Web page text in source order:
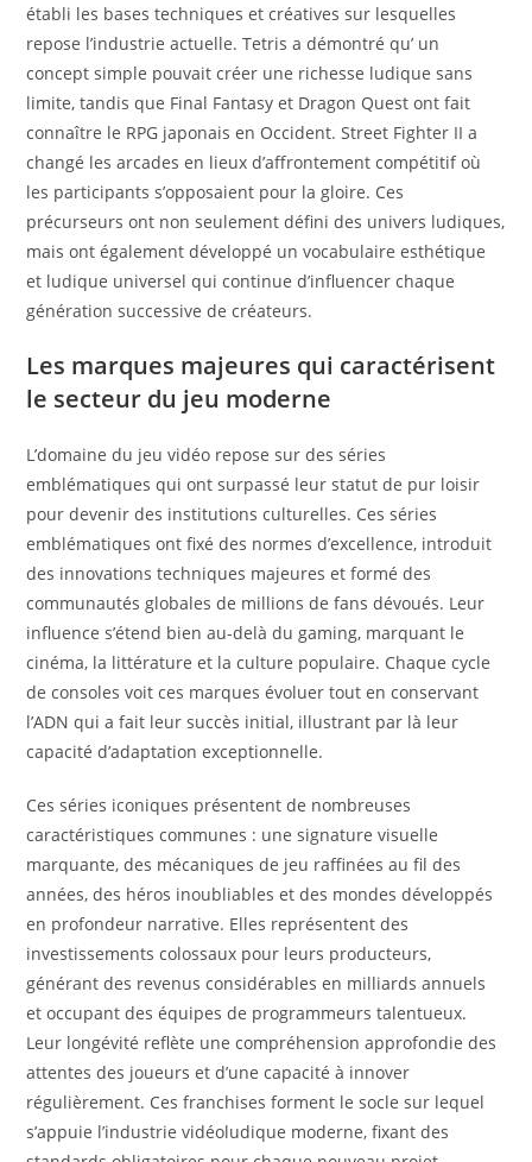
établi les bases techniques et créatives sur lesquelles
repose l’industrie actuelle. Tetris a démontré qu’ un
concept simple pouvait créer une richesse ludique sans
limite, tandis que Final Fantasy et Dragon Quest ont fait
connaître le RPG japonais en Occident. Street Fighter II a
changé les arcades en lieux d’affrontement compétitif où
les participants s’opposaient pour la gloire. Ces
précurseurs ont non seulement défini des univers ludiques,
mais ont également développé un vocabulaire esthétique
et ludique universel qui continue d’influencer chaque
génération successive de créateurs.
Les marques majeures qui caractérisent
le secteur du jeu moderne
L’domaine du jeu vidéo repose sur des séries
emblématiques qui ont surpassé leur statut de pur loisir
pour devenir des institutions culturelles. Ces séries
emblématiques ont fixé des normes d’excellence, introduit
des innovations techniques majeures et formé des
communautés globales de millions de fans dévoués. Leur
influence s’étend bien au-delà du gaming, marquant le
cinéma, la littérature et la culture populaire. Chaque cycle
de consoles voit ces marques évoluer tout en conservant
l’ADN qui a fait leur succès initial, illustrant par là leur
capacité d’adaptation exceptionnelle.
Ces séries iconiques présentent de nombreuses
caractéristiques communes : une signature visuelle
marquante, des mécaniques de jeu raffinées au fil des
années, des héros inoubliables et des mondes développés
en profondeur narrative. Elles représentent des
investissements colossaux pour leurs producteurs,
générant des revenus considérables en milliards annuels
et occupant des équipes de programmeurs talentueux.
Leur longévité reflète une compréhension approfondie des
attentes des joueurs et d’une capacité à innover
régulièrement. Ces franchises forment le socle sur lequel
s’appuie l’industrie vidéoludique moderne, fixant des